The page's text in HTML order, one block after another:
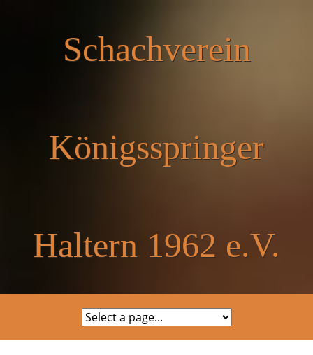
Schachverein
Königsspringer
Haltern 1962 e.V.